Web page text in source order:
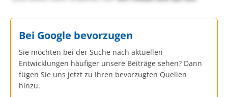
Bei Google bevorzugen
Sie möchten bei der Suche nach aktuellen
Entwicklungen häufiger unsere Beiträge sehen? Dann
fügen Sie uns jetzt zu Ihren bevorzugten Quellen
hinzu.